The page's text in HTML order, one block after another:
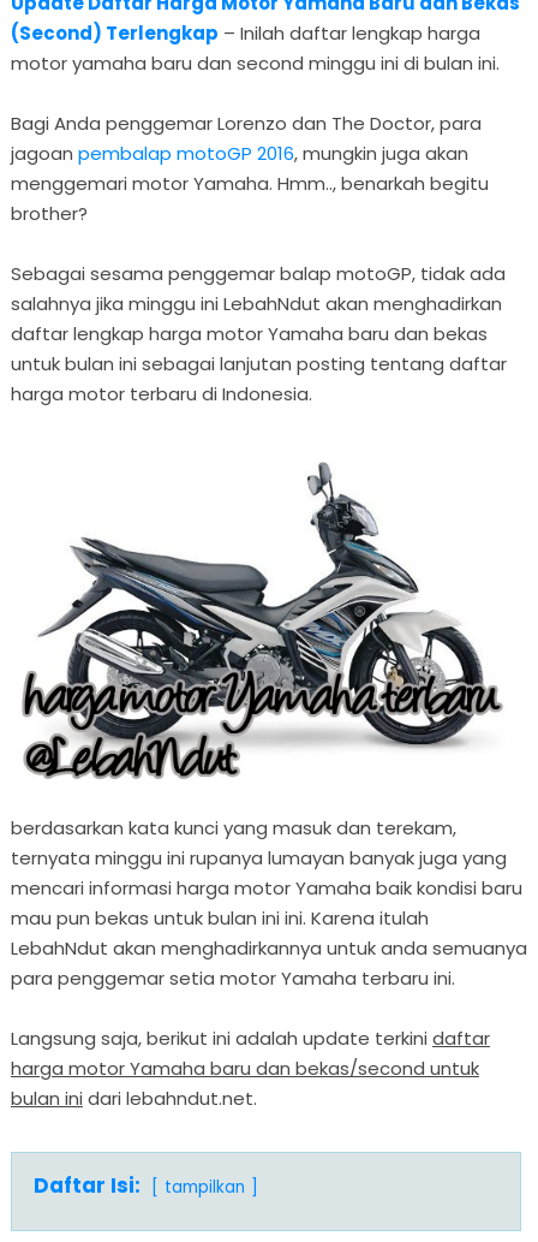
(Second) Terlengkap – Inilah daftar lengkap harga
motor yamaha baru dan second minggu ini di bulan ini.
Bagi Anda penggemar Lorenzo dan The Doctor, para
jagoan pembalap motoGP 2016, mungkin juga akan
menggemari motor Yamaha. Hmm.., benarkah begitu
brother?
Sebagai sesama penggemar balap motoGP, tidak ada
salahnya jika minggu ini LebahNdut akan menghadirkan
daftar lengkap harga motor Yamaha baru dan bekas
untuk bulan ini sebagai lanjutan posting tentang daftar
harga motor terbaru di Indonesia.
berdasarkan kata kunci yang masuk dan terekam,
ternyata minggu ini rupanya lumayan banyak juga yang
mencari informasi harga motor Yamaha baik kondisi baru
mau pun bekas untuk bulan ini ini. Karena itulah
LebahNdut akan menghadirkannya untuk anda semuanya
para penggemar setia motor Yamaha terbaru ini.
Langsung saja, berikut ini adalah update terkini daftar
harga motor Yamaha baru dan bekas/second untuk
bulan ini dari lebahndut.net.
Daftar Isi: tampilkan